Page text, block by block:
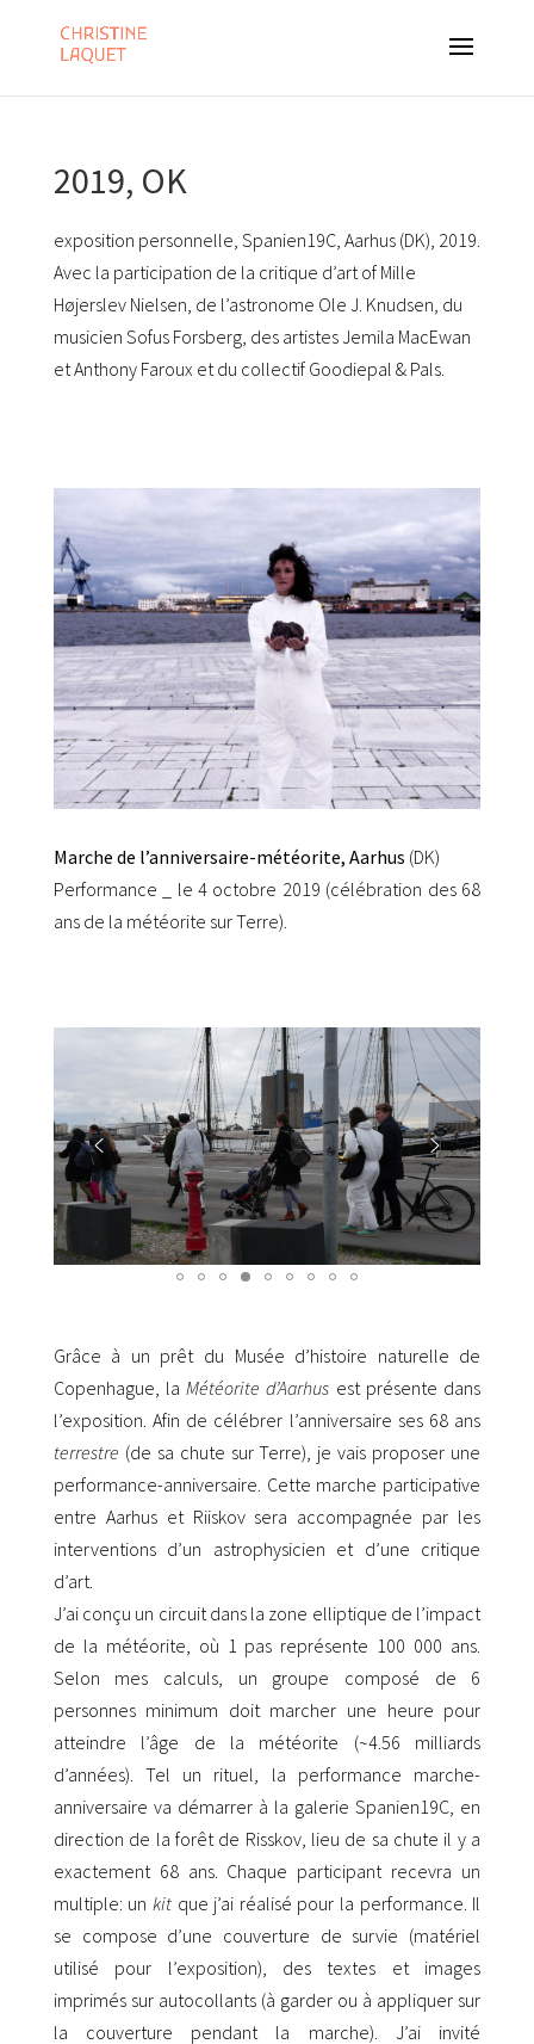
2019, OK
exposition personnelle, Spanien19C, Aarhus (DK), 2019.
Avec la participation de la critique d’art of Mille
Højerslev Nielsen, de l’astronome Ole J. Knudsen, du
musicien Sofus Forsberg, des artistes Jemila MacEwan
et Anthony Faroux et du collectif Goodiepal & Pals.
Marche de l’anniversaire-météorite, Aarhus (DK)
Performance _ le 4 octobre 2019 (célébration des 68
ans de la météorite sur Terre).
Grâce à un prêt du Musée d’histoire naturelle de
Copenhague, la Météorite d’Aarhus est présente dans
l’exposition. Afin de célébrer l’anniversaire ses 68 ans
terrestre (de sa chute sur Terre), je vais proposer une
performance-anniversaire. Cette marche participative
entre Aarhus et Riiskov sera accompagnée par les
interventions d’un astrophysicien et d’une critique
d’art.
J’ai conçu un circuit dans la zone elliptique de l’impact
de la météorite, où 1 pas représente 100 000 ans.
Selon mes calculs, un groupe composé de 6
personnes minimum doit marcher une heure pour
atteindre l’âge de la météorite (~4.56 milliards
d’années). Tel un rituel, la performance marche-
anniversaire va démarrer à la galerie Spanien19C, en
direction de la forêt de Risskov, lieu de sa chute il y a
exactement 68 ans. Chaque participant recevra un
multiple: un kit que j’ai réalisé pour la performance. Il
se compose d’une couverture de survie (matériel
utilisé pour l’exposition), des textes et images
imprimés sur autocollants (à garder ou à appliquer sur
la couverture pendant la marche). J’ai invité